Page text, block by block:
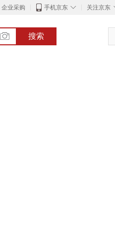
企业采购 ◇
手机京东 关注京东
搜索